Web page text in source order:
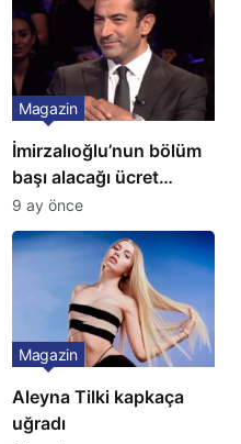
İmirzalıoğlu’nun bölüm
başı alacağı ücret
Türkiye’de bir ilk:
Gözünü 2 ilçeye dikti!
Magazin
9 ay önce
Aleyna Tilki kapkaça
uğradı
Magazin